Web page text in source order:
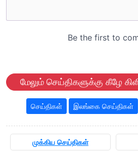
மேலும் செய்திகளுக்கு கீழே
செய்திகள் இலங்கை செய்திகள்
முக்கிய செய்திகள்